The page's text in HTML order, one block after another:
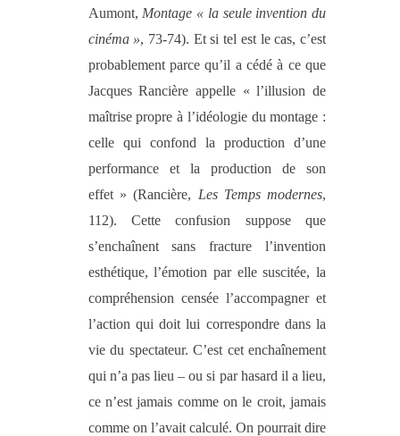
Aumont, Montage « la seule invention du
cinéma », 73-74). Et si tel est le cas, c’est
probablement parce qu’il a cédé à ce que
Jacques Rancière appelle « l’illusion de
maîtrise propre à l’idéologie du montage :
celle qui confond la production d’une
performance et la production de son
effet » (Rancière, Les Temps modernes,
112). Cette confusion suppose que
s’enchaînent sans fracture l’invention
esthétique, l’émotion par elle suscitée, la
compréhension censée l’accompagner et
l’action qui doit lui correspondre dans la
vie du spectateur. C’est cet enchaînement
qui n’a pas lieu – ou si par hasard il a lieu,
ce n’est jamais comme on le croit, jamais
comme on l’avait calculé. On pourrait dire